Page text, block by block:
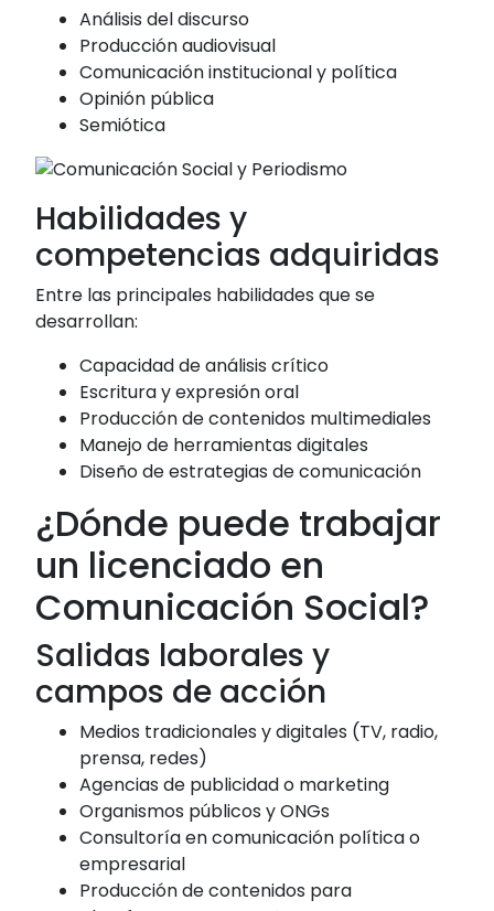
Análisis del discurso
Producción audiovisual
Comunicación institucional y política
Opinión pública
Semiótica
Habilidades y
competencias adquiridas
Entre las principales habilidades que se
desarrollan:
Capacidad de análisis crítico
Escritura y expresión oral
Producción de contenidos multimediales
Manejo de herramientas digitales
Diseño de estrategias de comunicación
¿Dónde puede trabajar
un licenciado en
Comunicación Social?
Salidas laborales y
campos de acción
Medios tradicionales y digitales (TV, radio,
prensa, redes)
Agencias de publicidad o marketing
Organismos públicos y ONGs
Consultoría en comunicación política o
empresarial
Producción de contenidos para